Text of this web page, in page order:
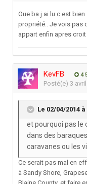
Oue ba j ai lu c est
propriété.. Je vois pas
appart enfin apres
KevFB 4
Posté(e) 3
Le 02/04/2014
et pourquoi pas le
dans des
caravanes ou les
Ce serait pas mal en
à Sandy Shore,